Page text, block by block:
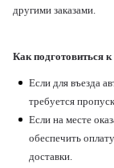
другими заказами.
Как подготовиться
Если для въезда
требуется
Если на месте
обеспечить
доставки.